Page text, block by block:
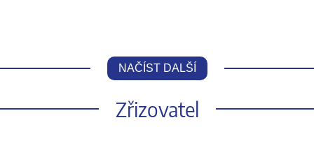
NAČÍST DALŠÍ
Zřizovatel